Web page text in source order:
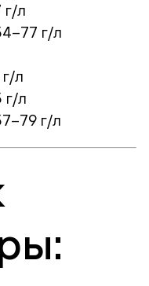
г/л
г/л
л
г/л
г/л